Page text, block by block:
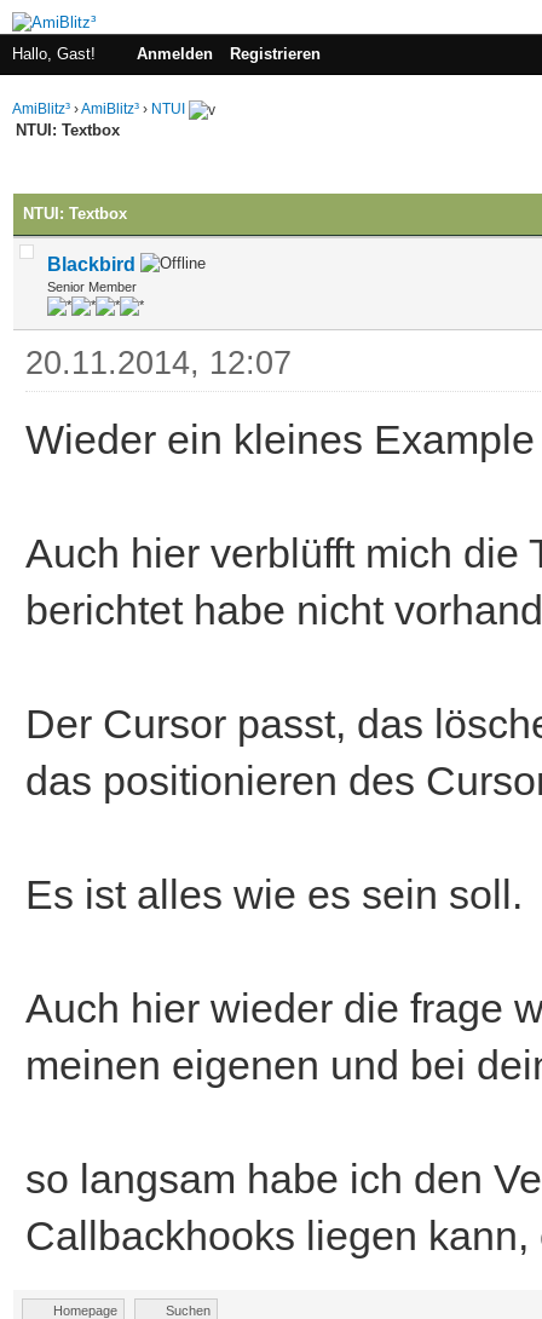
Hallo, Gast! Anmelden Registrieren
AmiBlitz³ ›AmiBlitz³ › NTUI
NTUI: Textbox
NTUI: Textbox
Blackbird
Senior Member
20.11.2014, 12:07
Wieder ein kleines
Auch hier verblüfft mich die
berichtet habe nicht
Der Cursor passt, das
das positionieren des
Es ist alles wie es sein soll.
Auch hier wieder die frage
meinen eigenen und bei
so langsam habe ich den
Callbackhooks liegen
Homepage Suchen